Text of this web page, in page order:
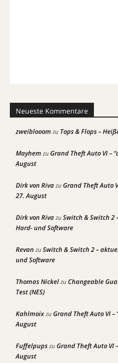
Neueste Kommentare
zweiblooom zu Tops & Flops –
Mayhem zuGrand Theft Auto VI –
August
Dirk von RivazuGrand Theft Auto
27. August
Dirk von RivazuSwitch & Switch 2
Hard- und Software
Revan zuSwitch & Switch 2 –
und Software
Thomas NickelzuChangeable
Test (NES)
KahlmoixzuGrand Theft Auto VI
August
FuffelpupszuGrand Theft Auto VI
August